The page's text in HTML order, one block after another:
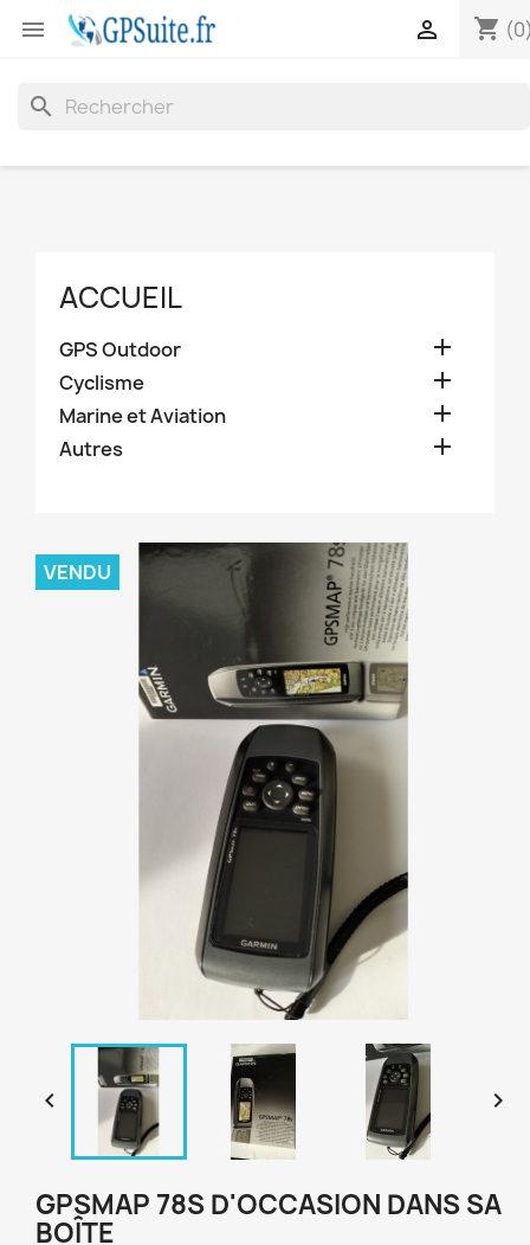
 shopping_cart

search
ACCUEIL
GPS Outdoor 
Cyclisme 
Marine et Aviation 
Autres 
VENDU
 
GPSMAP 78S D'OCCASION DANS SA
BOÎTE